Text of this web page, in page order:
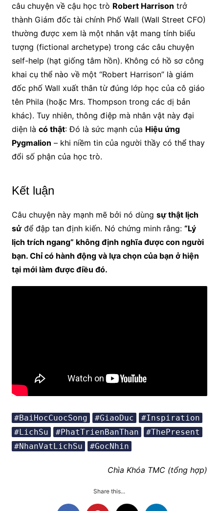
câu chuyện về cậu học trò Robert Harrison trở
thành Giám đốc tài chính Phố Wall (Wall Street CFO)
thường được xem là một nhân vật mang tính biểu
tượng (fictional archetype) trong các câu chuyện
self-help (hạt giống tâm hồn). Không có hồ sơ công
khai cụ thể nào về một “Robert Harrison” là giám
đốc phố Wall xuất thân từ đúng lớp học của cô giáo
tên Phila (hoặc Mrs. Thompson trong các dị bản
khác). Tuy nhiên, thông điệp mà nhân vật này đại
diện là có thật: Đó là sức mạnh của Hiệu ứng
Pygmalion – khi niềm tin của người thầy có thể thay
đổi số phận của học trò.
Kết luận
Câu chuyện này mạnh mẽ bởi nó dùng sự thật lịch
sửđể đập tan định kiến. Nó chứng minh rằng: “Lý
lịch trích ngang” không định nghĩa được con người
bạn. Chỉ có hành động và lựa chọn của bạn ở hiện
tại mới làm được điều đó.
#BaiHocCuocSong #GiaoDuc
#Inspiration
#LichSu
#PhatTrienBanThan
#ThePresent
#NhanVatLichSu
#GocNhin
Chìa Khóa TMC (tổng hợp)
Share this...